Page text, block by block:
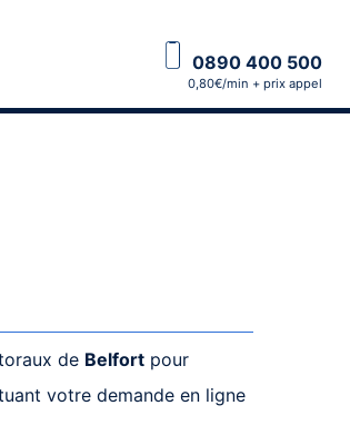
0890 400 500
0,80€/min + prix appel
de Belfort pour
votre demande en ligne